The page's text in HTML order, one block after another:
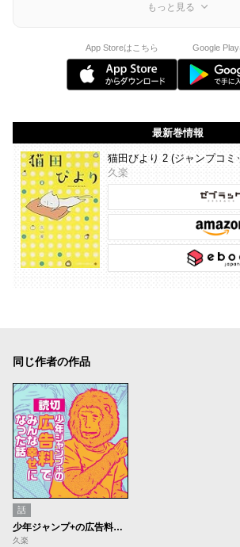
もっと見る
App Storeはこちら Google
最新巻情報
猫田びより 2 (ジャンプコミ
久楽
同じ作者の作品
話
少年ジャンプ+の広告料でみんな幸せになった話
久楽